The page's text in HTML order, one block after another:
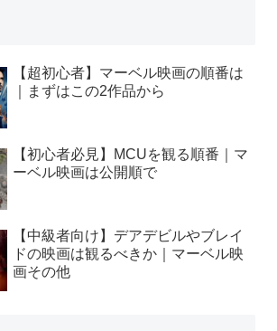
【超初心者】マーベル映画の順番は
｜まずはこの2作品から
【初心者必見】MCUを観る順番｜マ
ーベル映画は公開順で
【中級者向け】デアデビルやブレイ
ドの映画は観るべきか｜マーベル映
画その他